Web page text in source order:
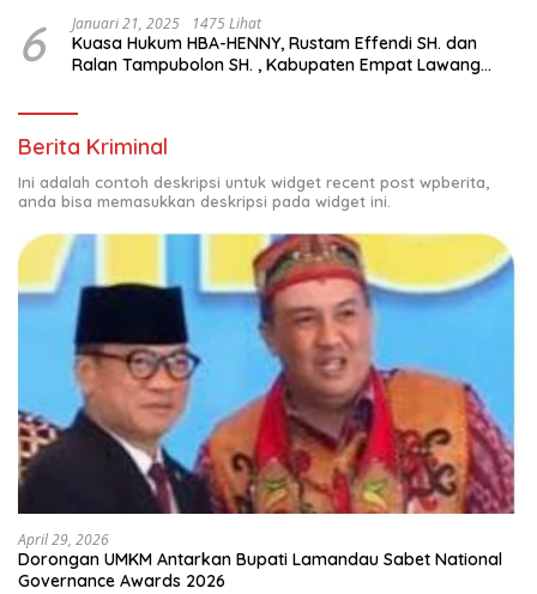
6 Januari 21, 2025 1475 Lihat
Kuasa Hukum HBA-HENNY, Rustam Effendi SH. dan
Ralan Tampubolon SH. , Kabupaten Empat Lawang
Berita Kriminal
Ini adalah contoh deskripsi untuk widget recent post wpberita,
anda bisa memasukkan deskripsi pada widget ini.
April 29, 2026
Dorongan UMKM Antarkan Bupati Lamandau Sabet National
Governance Awards 2026